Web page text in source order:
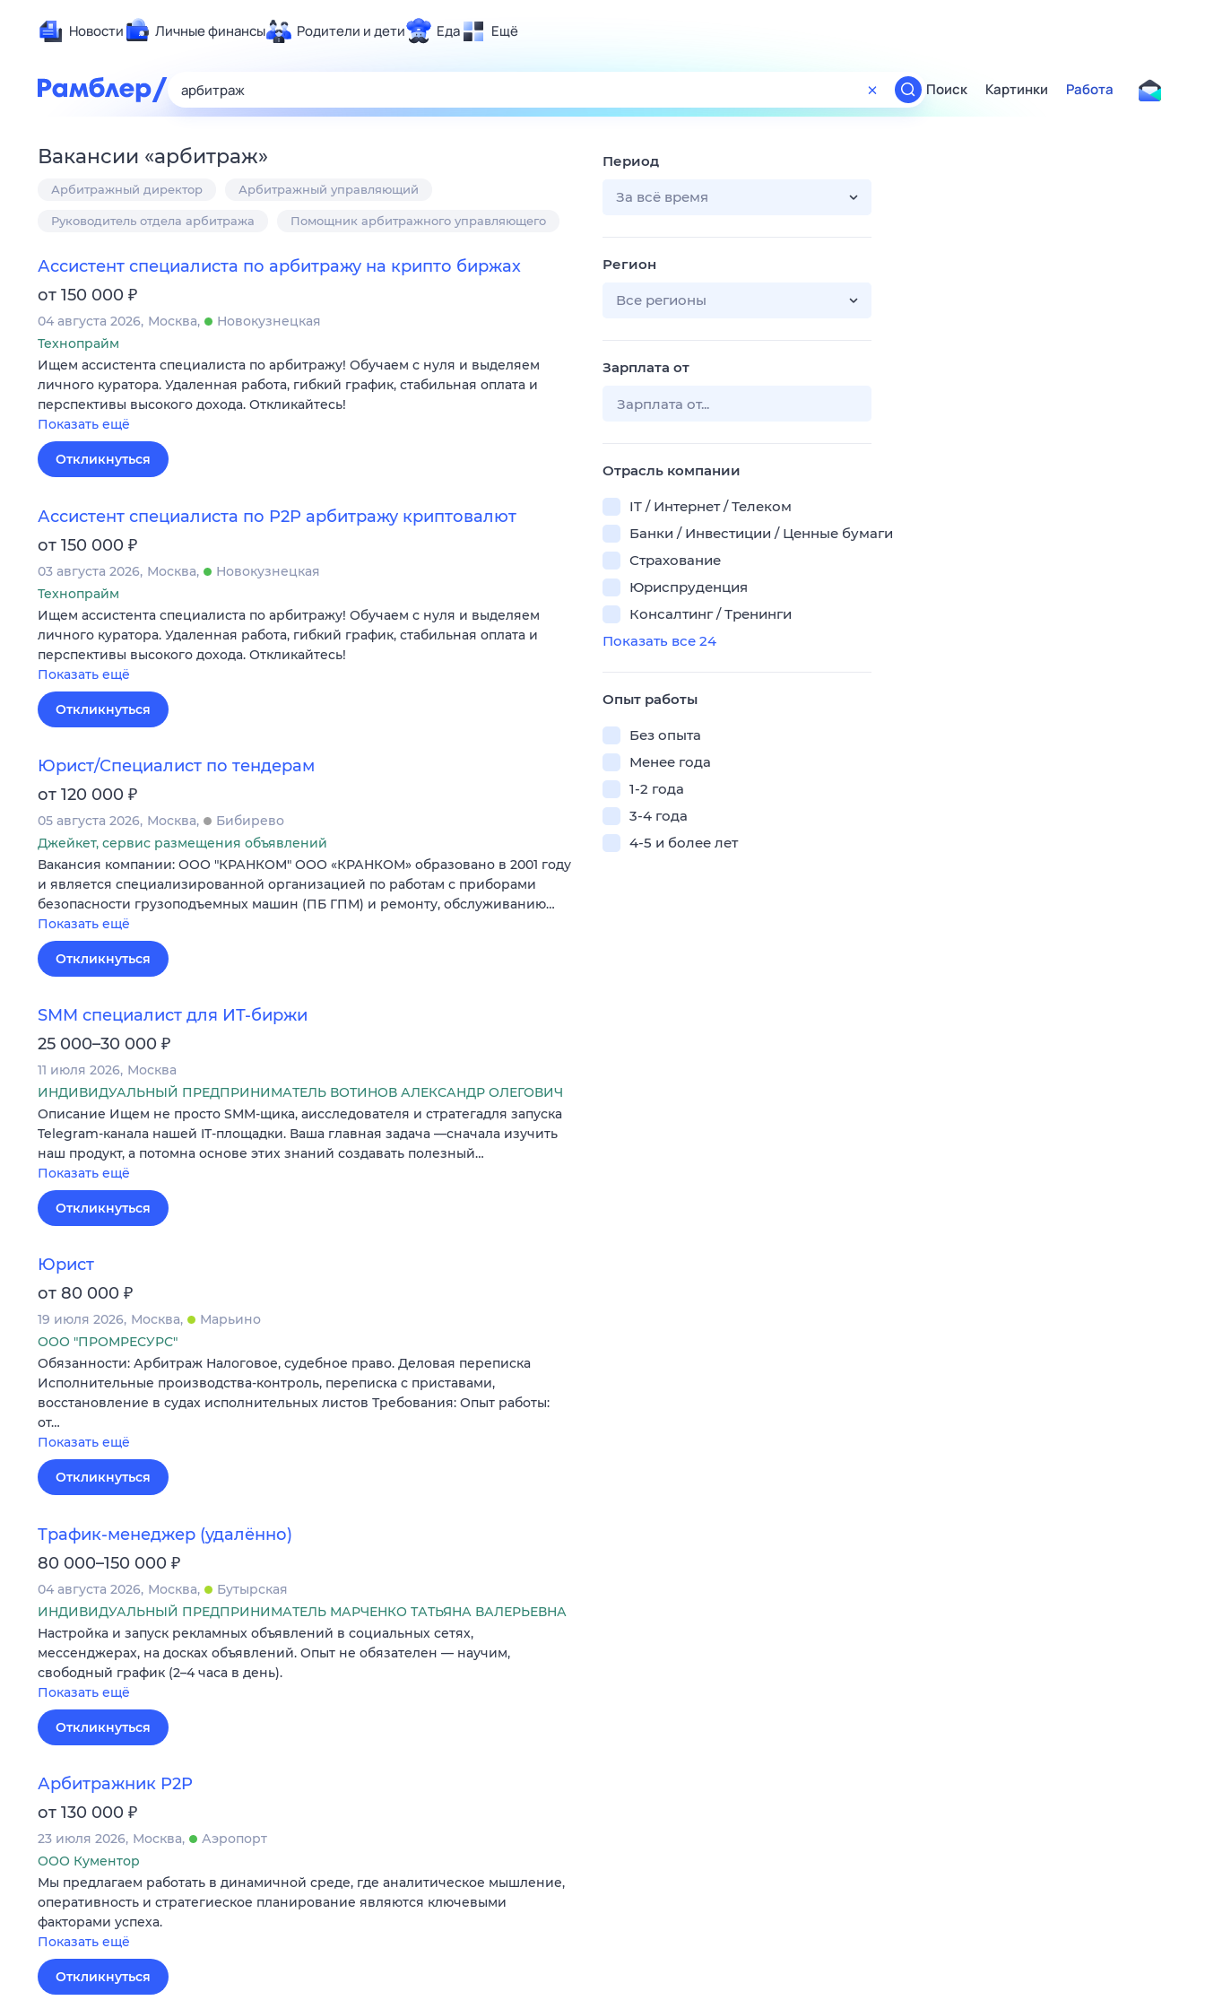
Новости Личные финансы Родители и дети Еда Ещё
Развлечения и отдых
Карьера
Авто
Жизненные ситуации
Поиск
ТВ-программа
Поиск Картинки Работа
Вакансии «арбитраж»
Арбитражный директор Арбитражный управляющий
Руководитель отдела арбитража Помощник арбитражного управляющего
Ассистент специалиста по арбитражу на крипто биржах
от 150 000 ₽
04 августа 2026 Москва
Новокузнецкая
Технопрайм
Ищем ассистента специалиста по арбитражу! Обучаем с нуля и выделяем
личного куратора. Удаленная работа, гибкий график, стабильная оплата и
перспективы высокого дохода. Откликайтесь!
Показать ещё
Откликнуться
Ассистент специалиста по P2P арбитражу криптовалют
от 150 000 ₽
03 августа 2026 Москва
Новокузнецкая
Технопрайм
Ищем ассистента специалиста по арбитражу! Обучаем с нуля и выделяем
личного куратора. Удаленная работа, гибкий график, стабильная оплата и
перспективы высокого дохода. Откликайтесь!
Показать ещё
Откликнуться
Юрист/Специалист по тендерам
от 120 000 ₽
05 августа 2026 Москва
Бибирево
Джейкет, сервис размещения объявлений
Вакансия компании: ООО "КРАНКОМ" ООО «КРАНКОМ» образовано в 2001 году
и является специализированной организацией по работам с приборами
безопасности грузоподъемных машин (ПБ ГПМ) и ремонту, обслуживанию…
Показать ещё
Откликнуться
SMM специалист для ИТ-биржи
25 000–30 000 ₽
11 июля 2026 Москва
ИНДИВИДУАЛЬНЫЙ ПРЕДПРИНИМАТЕЛЬ ВОТИНОВ АЛЕКСАНДР ОЛЕГОВИЧ
Описание Ищем не просто SMM-щика, аисследователя и стратегадля запуска
Telegram-канала нашей IT-площадки. Ваша главная задача —сначала изучить
наш продукт, а потомна основе этих знаний создавать полезный…
Показать ещё
Откликнуться
Юрист
от 80 000 ₽
19 июля 2026 Москва
Марьино
ООО "ПРОМРЕСУРС"
Обязанности: Арбитраж Налоговое, судебное право. Деловая переписка
Исполнительные производства-контроль, переписка с приставами,
восстановление в судах исполнительных листов Требования: Опыт работы:
от…
Показать ещё
Откликнуться
Трафик‑менеджер (удалённо)
80 000–150 000 ₽
04 августа 2026 Москва
Бутырская
ИНДИВИДУАЛЬНЫЙ ПРЕДПРИНИМАТЕЛЬ МАРЧЕНКО ТАТЬЯНА ВАЛЕРЬЕВНА
Настройка и запуск рекламных объявлений в социальных сетях,
мессенджерах, на досках объявлений. Опыт не обязателен — научим,
свободный график (2–4 часа в день).
Показать ещё
Откликнуться
Арбитражник P2P
от 130 000 ₽
23 июля 2026 Москва
Аэропорт
ООО Кументор
Мы предлагаем работать в динамичной среде, где аналитическое мышление,
оперативность и стратегиеское планирование являются ключевыми
факторами успеха.
Показать ещё
Откликнуться
Период
За всё время
Регион
Все регионы
Зарплата от
Отрасль компании
IT / Интернет / Телеком
Банки / Инвестиции / Ценные бумаги
Страхование
Юриспруденция
Консалтинг / Тренинги
Показать все 24
Опыт работы
Без опыта
Менее года
1-2 года
3-4 года
4-5 и более лет